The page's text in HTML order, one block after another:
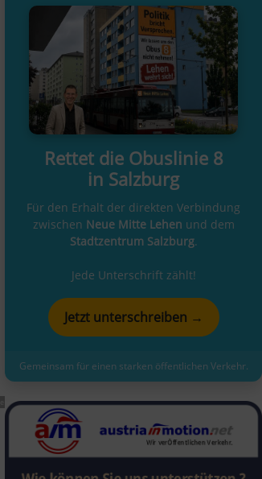
Rettet die Obuslinie 8
in Salzburg
Für den Erhalt der direkten Verbindung
zwischen Neue Mitte Lehen und dem
Stadtzentrum Salzburg.
Jede Unterschrift zählt!
Jetzt unterschreiben →
Gemeinsam für einen starken öffentlichen Verkehr.